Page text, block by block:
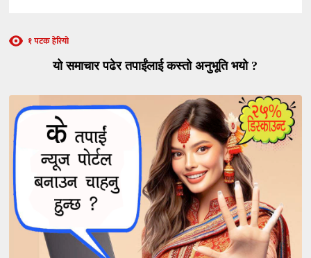
१ पटक हेरियो
यो समाचार पढेर तपाईंलाई कस्तो अनुभूति भयो ?